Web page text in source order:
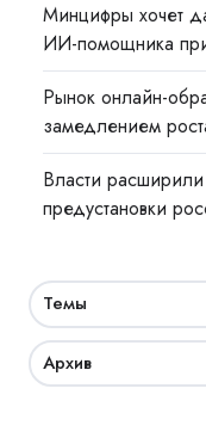
Минцифры хочет
ИИ-помощника
Рынок онлайн-
замедлением
Власти
предустановки
Темы
Архив